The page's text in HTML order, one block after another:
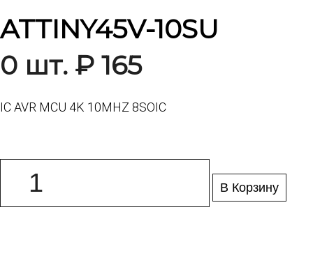
ATTINY45V-10SU
0 шт. ₽ 165
IC AVR MCU 4K 10MHZ 8SOIC
В Корзину